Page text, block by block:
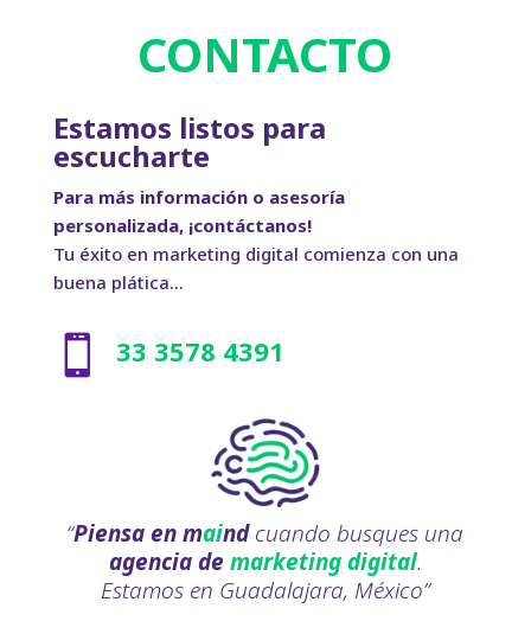
CONTACTO
Estamos listos para
escucharte
Para más información o asesoría
personalizada, ¡contáctanos!
Tu éxito en marketing digital comienza con una
buena plática...
 33 3578 4391
“Piensa en maindcuando busques una
agencia de marketing digital.
Estamos en Guadalajara, México”